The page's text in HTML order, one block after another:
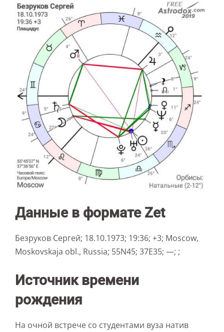
Данные в формате Zet
Безруков Сергей; 18.10.1973; 19:36; +3; Moscow,
Moskovskaja obl., Russia; 55N45; 37E35; —; ;
Источник времени
рождения
На очной встрече со студентами вуза натив